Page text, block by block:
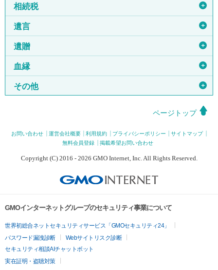
相続税 ＋
遺言 ＋
遺贈 ＋
血縁 ＋
その他 ＋
ページトップ
お問い合わせ 運営会社概要 利用規約 プライバシーポリシー
サイトマップ
無料会員登録
掲載希望お問い合わせ
Copyright (C) 2016 - 2026 GMO Internet, Inc. All Rights Reserved.
GMOインターネットグループのセキュリティ事業について
世界初総合ネットセキュリティサービス「GMOセキュリティ24」
パスワード漏洩診断
Webサイトリスク診断
セキュリティ相談AIチャットボット
実在証明・盗聴対策